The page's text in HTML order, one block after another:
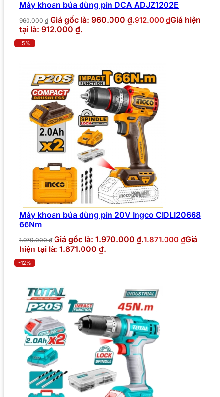
Máy khoan búa dùng pin DCA ADJZ1202E
960.000₫ Giá gốc là: 960.000 ₫.912.000 ₫Giá hiện
tại là: 912.000 ₫.
-5%
Máy khoan búa dùng pin 20V Ingco CIDLI20668
66Nm
1.970.000₫ Giá gốc là: 1.970.000 ₫.1.871.000 ₫Giá
hiện tại là: 1.871.000 ₫.
-12%